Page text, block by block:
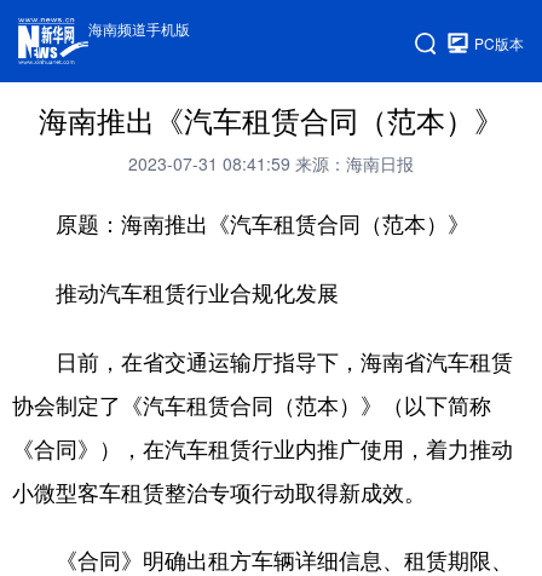
海南频道手机版
PC版本
海南推出《汽车租赁合同（范本）》
2023-07-31 08:41:59 来源：海南日报
原题：海南推出《汽车租赁合同（范本）》
推动汽车租赁行业合规化发展
日前，在省交通运输厅指导下，海南省汽车租赁
协会制定了《汽车租赁合同（范本）》（以下简称
《合同》），在汽车租赁行业内推广使用，着力推动
小微型客车租赁整治专项行动取得新成效。
《合同》明确出租方车辆详细信息、租赁期限、